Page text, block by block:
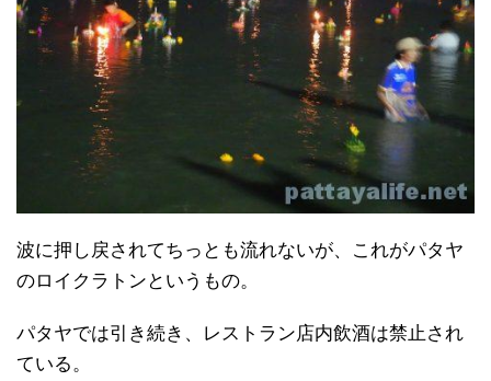
波に押し戻されてちっとも流れないが、これがパタヤ
のロイクラトンというもの。
パタヤでは引き続き、レストラン店内飲酒は禁止され
ている。